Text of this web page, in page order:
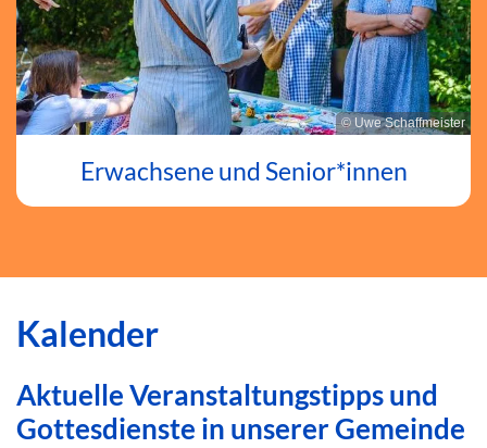
© Uwe Schaffmeister
Erwachsene und Senior*innen
Kalender
Aktuelle Veranstaltungstipps und
Gottesdienste in unserer Gemeinde